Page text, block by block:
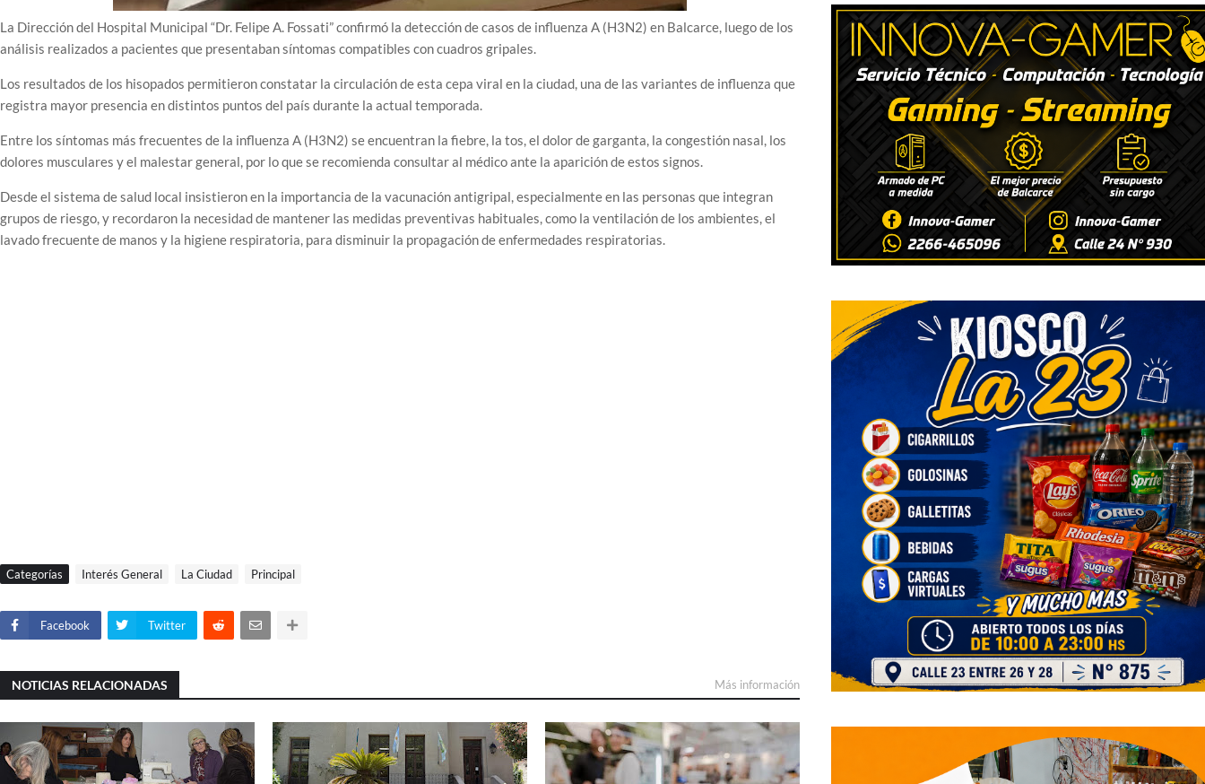
La Dirección del Hospital Municipal “Dr. Felipe A. Fossati” confirmó la detección de casos de influenza A (H3N2) en Balcarce, luego de los
análisis realizados a pacientes que presentaban síntomas compatibles con cuadros gripales.
Los resultados de los hisopados permitieron constatar la circulación de esta cepa viral en la ciudad, una de las variantes de influenza que
registra mayor presencia en distintos puntos del país durante la actual temporada.
Entre los síntomas más frecuentes de la influenza A (H3N2) se encuentran la fiebre, la tos, el dolor de garganta, la congestión nasal, los
dolores musculares y el malestar general, por lo que se recomienda consultar al médico ante la aparición de estos signos.
Desde el sistema de salud local insistieron en la importancia de la vacunación antigripal, especialmente en las personas que integran
grupos de riesgo, y recordaron la necesidad de mantener las medidas preventivas habituales, como la ventilación de los ambientes, el
lavado frecuente de manos y la higiene respiratoria, para disminuir la propagación de enfermedades respiratorias.
Categorías Interés General La Ciudad Principal
Facebook Twitter
NOTICIAS RELACIONADAS Más información